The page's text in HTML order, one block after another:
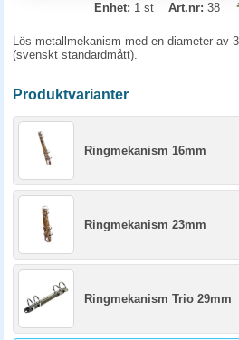
Enhet: 1 st Art.nr: 38
Lös metallmekanism med en diameter av
(svenskt standardmått).
Produktvarianter
Ringmekanism 16mm
Ringmekanism 23mm
Ringmekanism Trio 29mm